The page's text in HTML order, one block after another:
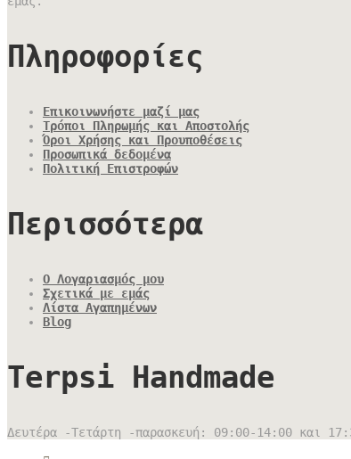
Πληροφορίες
Επικοινωνήστε μαζί μας
Τρόποι Πληρωμής και Αποστολής
Όροι Χρήσης και Προυποθέσεις
Προσωπικά δεδομένα
Πολιτική Επιστροφών
Περισσότερα
Ο Λογαριασμός μου
Σχετικά με εμάς
Λίστα Αγαπημένων
Blog
Terpsi Handmade
Δευτέρα -Τετάρτη -παρασκευή: 09:00-14:00 και